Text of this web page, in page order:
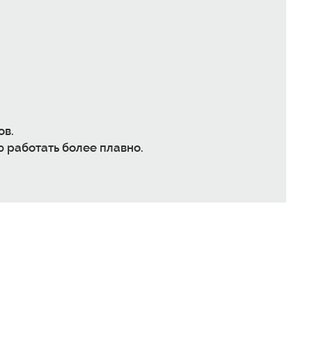
работать более плавно.